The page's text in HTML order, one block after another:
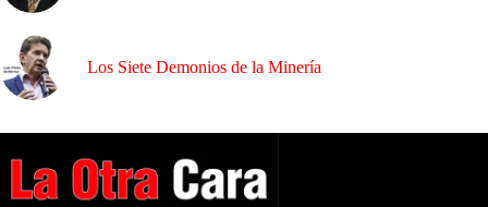
Los Siete Demonios de la Minería